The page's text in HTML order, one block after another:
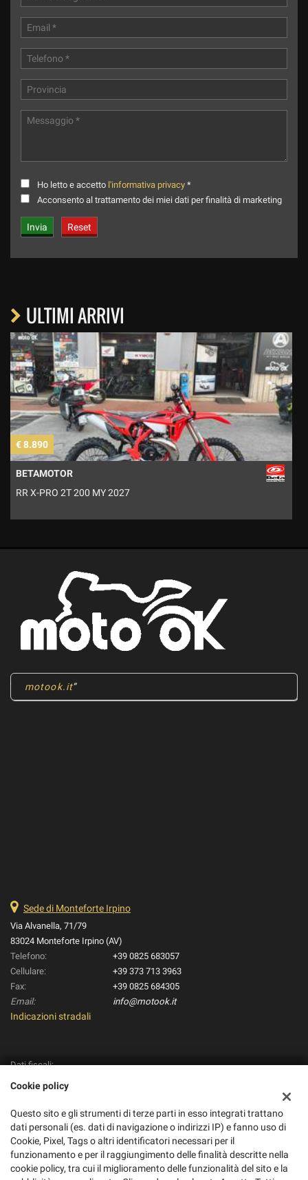
Ho letto e accetto l'informativa privacy *
Acconsento al trattamento dei miei dati per finalità di marketing
ULTIMI ARRIVI
€ 8.890
BETAMOTOR
RR X-PRO 2T 200 MY 2027
motook.it
Sede di Monteforte Irpino
Via Alvanella, 71/79
83024 Monteforte Irpino (AV)
Telefono:
+39 0825 683057
Cellulare:
+39 373 713 3963
Fax:
+39 0825 684305
Email:
info@motook.it
Indicazioni stradali
Dati fiscali:
Pico Moto S.R.L.
C.F/P.IVA:01895280434
Registro delle imprese:AV
REA:AV-188862
Cookie policy
Questo sito e gli strumenti di terze parti in esso integrati trattano
dati personali (es. dati di navigazione o indirizzi IP) e fanno uso di
Cookie, Pixel, Tags o altri identificatori necessari per il
funzionamento e per il raggiungimento delle finalità descritte nella
cookie policy, tra cui il miglioramento delle funzionalità del sito e la